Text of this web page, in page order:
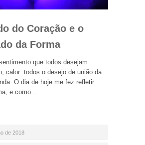
do Coração e o
da Forma
que todos desejam…
calor todos o desejo de união da
O dia de hoje me fez refletir
e como…
de 2018